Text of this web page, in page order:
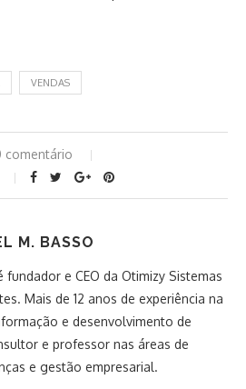
VENDAS
comentário
M. BASSO
fundador e CEO da Otimizy Sistemas
Mais de 12 anos de experiência na
e desenvolvimento de
e professor nas áreas de
e gestão empresarial.